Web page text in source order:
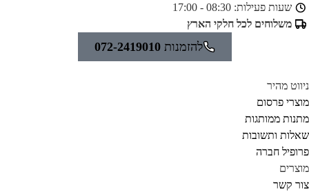
שעות פעילות:08:30 - 17:00
משלוחים לכל חלקי הארץ
להזמנות072-2419010
מהיר
פרסום
ממותגות
ותשובות
חברה
קשר